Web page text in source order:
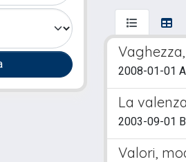
2008-01-01
La
2003-09-01
Valori,